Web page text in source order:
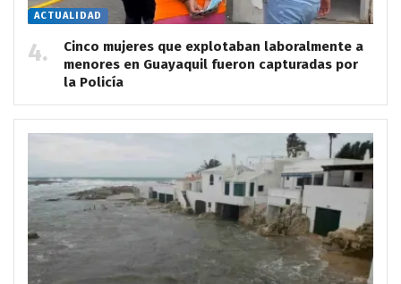
ACTUALIDAD
Cinco mujeres que explotaban laboralmente a
menores en Guayaquil fueron capturadas por
la Policía